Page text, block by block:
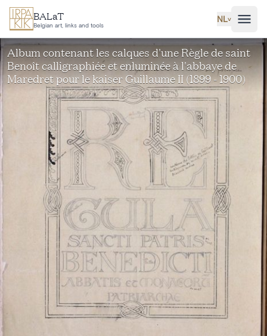
Ga naar hoofdinhoud
BALaT
Belgian art, links and tools
NL˅
Album contenant les calques d'une Règle de saint
Benoît calligraphiée et enluminée à l'abbaye de
Maredret pour le kaiser Guillaume II (1899 - 1900)